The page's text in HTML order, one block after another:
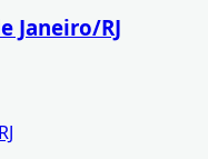
Janeiro/RJ